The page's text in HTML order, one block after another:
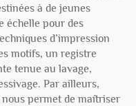
à de jeunes
échelle pour des
d’impression
motifs, un registre
tenue au lavage,
Par ailleurs,
permet de maîtriser